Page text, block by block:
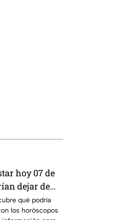
hoy 07 de
dejar de
de lo que
qué podría
los horóscopos